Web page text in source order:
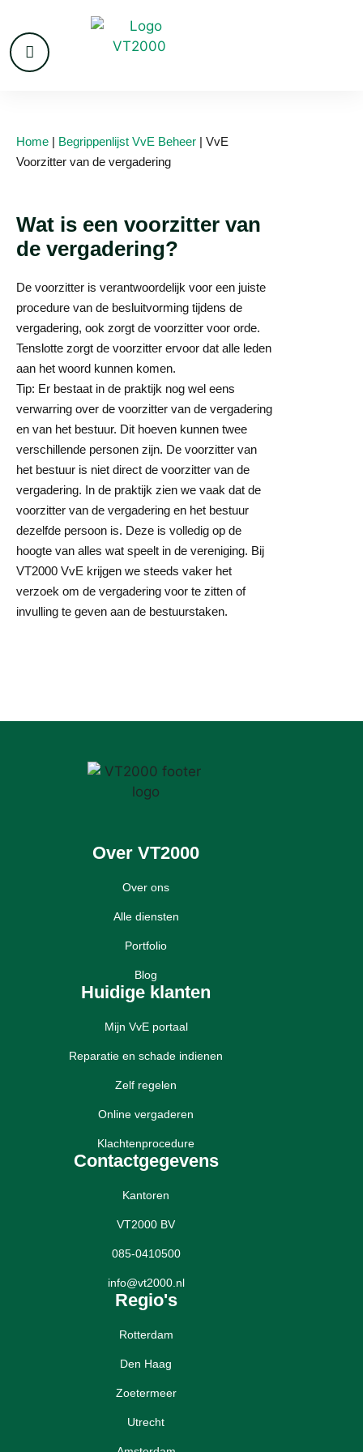
Home | Begrippenlijst VvE Beheer | VvE
Voorzitter van de vergadering
Wat is een voorzitter van
de vergadering?
De voorzitter is verantwoordelijk voor een juiste
procedure van de besluitvorming tijdens de
vergadering, ook zorgt de voorzitter voor orde.
Tenslotte zorgt de voorzitter ervoor dat alle leden
aan het woord kunnen komen.
Tip: Er bestaat in de praktijk nog wel eens
verwarring over de voorzitter van de vergadering
en van het bestuur. Dit hoeven kunnen twee
verschillende personen zijn. De voorzitter van
het bestuur is niet direct de voorzitter van de
vergadering. In de praktijk zien we vaak dat de
voorzitter van de vergadering en het bestuur
dezelfde persoon is. Deze is volledig op de
hoogte van alles wat speelt in de vereniging. Bij
VT2000 VvE krijgen we steeds vaker het
verzoek om de vergadering voor te zitten of
invulling te geven aan de bestuurstaken.
Over VT2000
Over ons
Alle diensten
Portfolio
Blog
Huidige klanten
Mijn VvE portaal
Reparatie en schade indienen
Zelf regelen
Online vergaderen
Klachtenprocedure
Contactgegevens
Kantoren
VT2000 BV
085-0410500
info@vt2000.nl
Regio's
Rotterdam
Den Haag
Zoetermeer
Utrecht